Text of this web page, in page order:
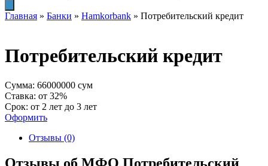
Главная » Банки » Hamkorbank » Потребительский кредит
Потребительский кредит
Сумма: 66000000 сум
Ставка: от 32%
Срок: от 2 лет до 3 лет
Оформить
Отзывы (0)
Отзывы об МФО Потребительский